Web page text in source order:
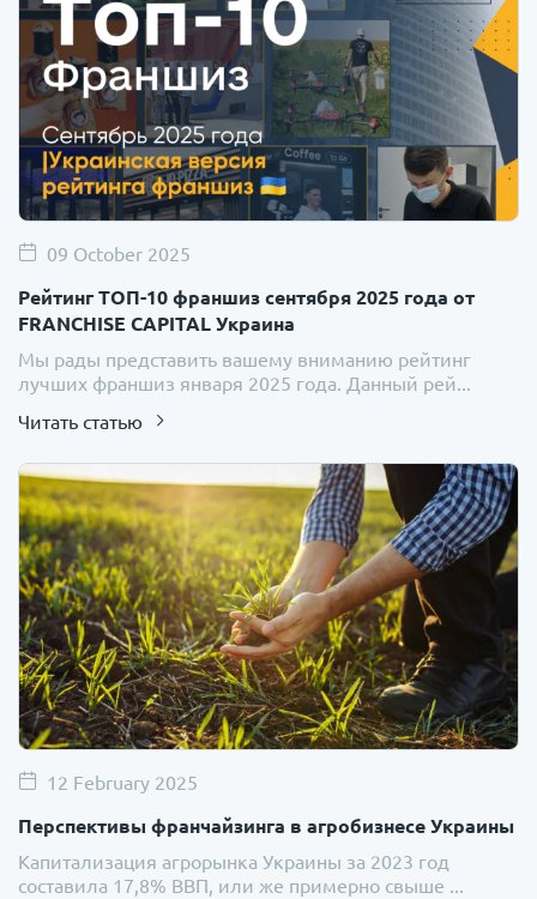
09 October 2025
Рейтинг ТОП-10 франшиз сентября 2025 года от
FRANCHISE CAPITAL Украина
Мы рады представить вашему вниманию рейтинг
лучших франшиз января 2025 года. Данный рей...
Читать статью
12 February 2025
Перспективы франчайзинга в агробизнесе Украины
Капитализация агрорынка Украины за 2023 год
составила 17,8% ВВП, или же примерно свыше ...